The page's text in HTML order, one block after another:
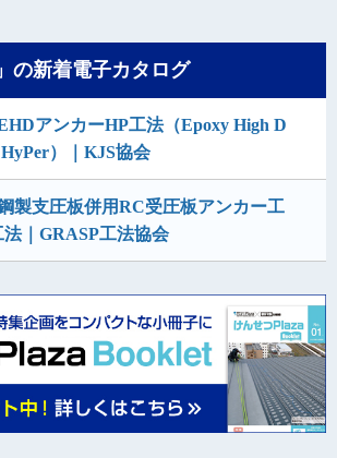
の新着電子カタログ
アンカーHP工法（Epoxy High D
）｜KJS協会
製支圧板併用RC受圧板アンカー工
｜GRASP工法協会